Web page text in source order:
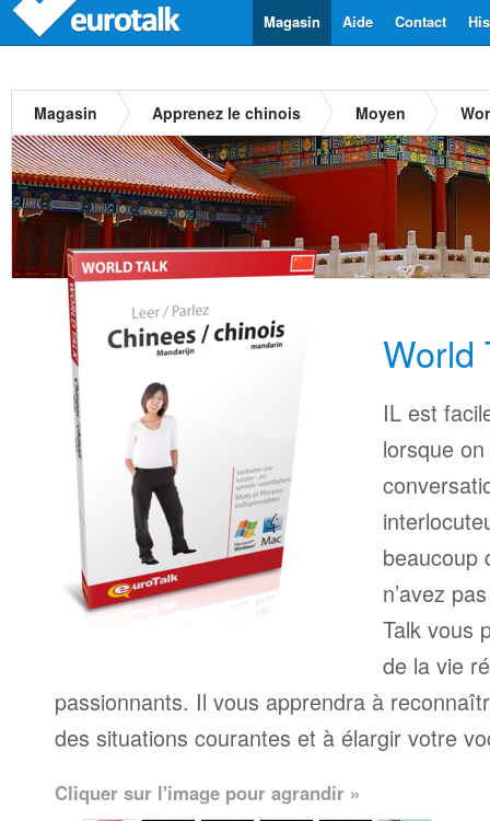
Contact
Aide
Magasin
Magasin Apprenez le chinois Moyen
World
IL est
lorsque
beaucoup
n’avez
Talk vous
de la vie
passionnants. Il vous apprendra à
des situations courantes et à élargir votre
Cliquer sur l'image pour agrandir »